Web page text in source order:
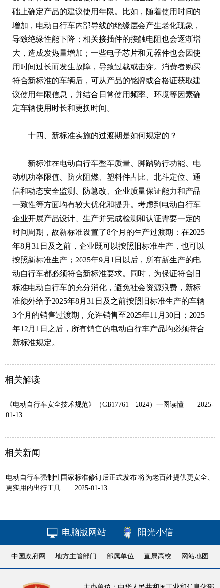
础上确定产品的建议使用年限。比如，随着使用时间的
增加，电动自行车内部导线的绝缘层会产生老化现象，
导致绝缘性能下降；相关接插件的接触电阻也会逐渐增
大，造成发热量增加；一些电子芯片和元器件也会因使
用时间过长而发生故障，导致过载或击穿。消费者购买
符合新标准的车辆后，可从产品的铭牌或合格证获取建
议使用年限信息，并结合日常使用频率、环境等因素确
定车辆使用时长和更换时间。
十四、新标准实施的过渡期是如何规定的？
新标准在电动自行车整车质量、脚踏骑行功能、电
动机功率限值、防火阻燃、塑料件占比、北斗定位、通
信和动态安全监测、防篡改、企业质量保证能力和产品
一致性等方面均有较大优化和提升。考虑到电动自行车
企业开展产品设计、生产并完成检测和认证需要一定的
时间周期，故新标准设置了8个月的生产过渡期：在2025
年8月31日及之前，企业既可以按照旧标准生产，也可以
按照新标准生产；2025年9月1日以后，所有新生产的电
动自行车都必须符合新标准要求。同时，为保证符合旧
标准电动自行车的充分消化，避免社会资源浪费，新标
准额外给予2025年8月31日及之前按照旧标准生产的车辆
3个月的销售过渡期，允许销售至2025年11月30日；2025
年12月1日之后，所有销售的电动自行车产品均必须符合
新标准规定。
相关解读
《电动自行车安全技术规范》（GB17761—2024）一图读懂
2025-
01-13
相关新闻
电动自行车强制性国家标准修订后正式发布 将为老百姓提供更安全、
更实用的出行工具
2025-01-13
电脑版网站 阳光小信
中国政府网 地方主管部门 部属单位 直属高校 网站地图